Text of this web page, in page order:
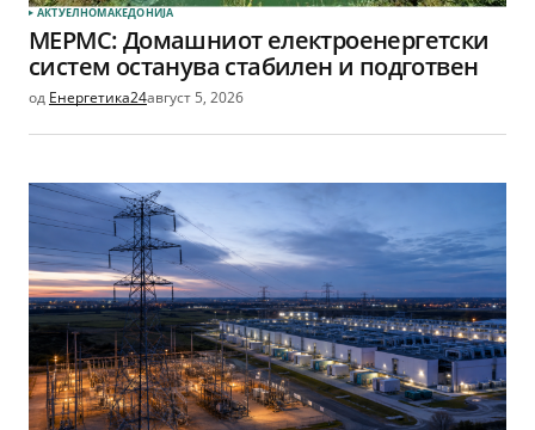
АКТУЕЛНОМАКЕДОНИЈА
МЕРМС: Домашниот електроенергетски
систем останува стабилен и подготвен
од Енергетика24август 5, 2026